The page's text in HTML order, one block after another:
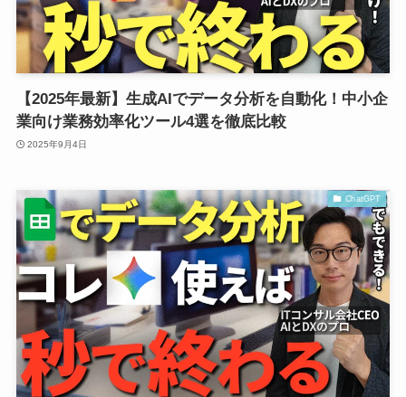
【2025年最新】生成AIでデータ分析を自動化！中小企
業向け業務効率化ツール4選を徹底比較
2025年9月4日
ChatGPT